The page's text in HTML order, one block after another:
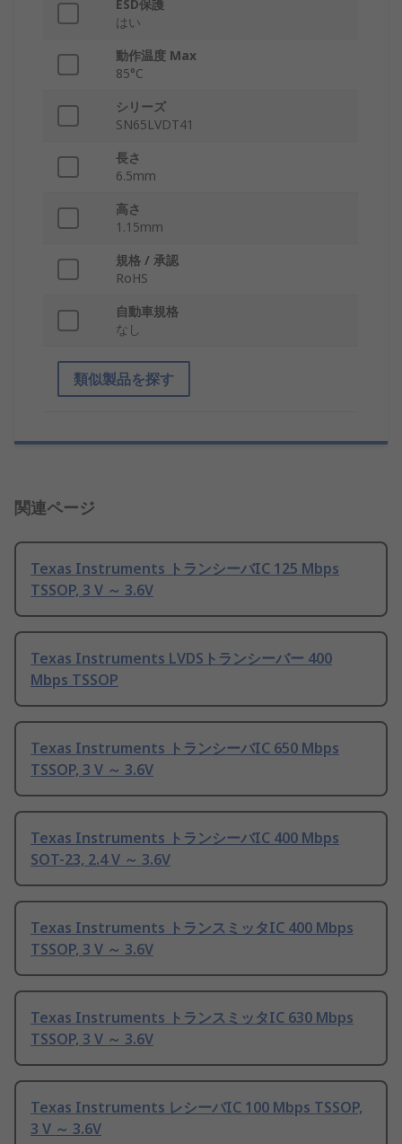
ESD保護
はい
動作温度 Max
85°C
シリーズ
SN65LVDT41
長さ
6.5mm
高さ
1.15mm
規格 / 承認
RoHS
自動車規格
なし
類似製品を探す
関連ページ
Texas Instruments トランシーバIC 125 Mbps
TSSOP, 3 V ～ 3.6V
Texas Instruments LVDSトランシーバー 400
Mbps TSSOP
Texas Instruments トランシーバIC 650 Mbps
TSSOP, 3 V ～ 3.6V
Texas Instruments トランシーバIC 400 Mbps
SOT-23, 2.4 V ～ 3.6V
Texas Instruments トランスミッタIC 400 Mbps
TSSOP, 3 V ～ 3.6V
Texas Instruments トランスミッタIC 630 Mbps
TSSOP, 3 V ～ 3.6V
Texas Instruments レシーバIC 100 Mbps TSSOP,
3 V ～ 3.6V